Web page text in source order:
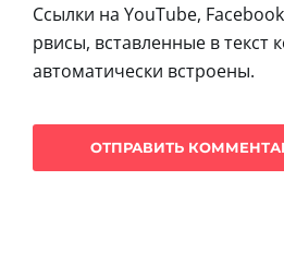
Ссылки на YouTube,
рвисы, вставленные в текст
автоматически встроены.